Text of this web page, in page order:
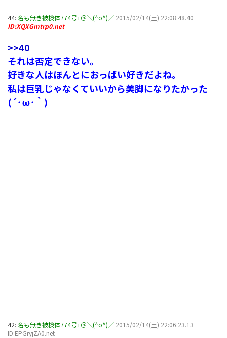
44: 名も無き被検体774号+＠＼(^o^)／ 2015/02/14(土) 22:08:48.40
ID:XQXGmtrp0.net
>>40
それは否定できない。
好きな人はほんとにおっぱい好きだよね。
私は巨乳じゃなくていいから美脚になりたかった
(´･ω･｀)
42: 名も無き被検体774号+＠＼(^o^)／ 2015/02/14(土) 22:06:23.13
ID:EPGryjZA0.net